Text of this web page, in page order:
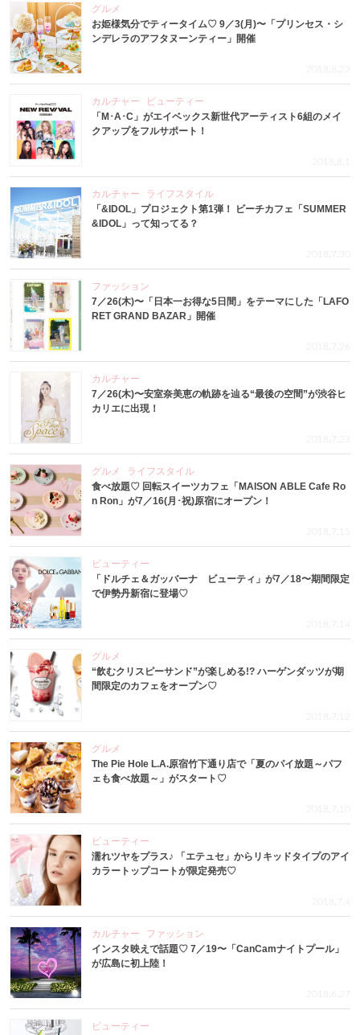
グルメ
お姫様気分でティータイム♡ 9／3(月)〜「プリンセス・シ
ンデレラのアフタヌーンティー」開催
2018.8.23
カルチャー
ビューティー
「M･A･C」がエイベックス新世代アーティスト6組のメイ
クアップをフルサポート！
2018.8.1
カルチャー
ライフスタイル
「&IDOL」プロジェクト第1弾！ ビーチカフェ「SUMMER
&IDOL」って知ってる？
2018.7.30
ファッション
7／26(木)〜「日本一お得な5日間」をテーマにした「LAFO
RET GRAND BAZAR」開催
2018.7.26
カルチャー
7／26(木)〜安室奈美恵の軌跡を辿る“最後の空間”が渋谷ヒ
カリエに出現！
2018.7.23
グルメ
ライフスタイル
食べ放題♡ 回転スイーツカフェ「MAISON ABLE Cafe Ro
n Ron」が7／16(月･祝)原宿にオープン！
2018.7.15
ビューティー
「ドルチェ＆ガッバーナ ビューティ」が7／18〜期間限定
で伊勢丹新宿に登場♡
2018.7.14
グルメ
“飲むクリスピーサンド”が楽しめる!? ハーゲンダッツが期
間限定のカフェをオープン♡
2018.7.12
グルメ
The Pie Hole L.A.原宿竹下通り店で「夏のパイ放題～パフ
ェも食べ放題～」がスタート♡
2018.7.10
ビューティー
濡れツヤをプラス♪ 「エテュセ」からリキッドタイプのアイ
カラートップコートが限定発売♡
2018.7.4
カルチャー
ファッション
インスタ映えで話題♡ 7／19〜「CanCamナイトプール」
が広島に初上陸！
2018.6.27
ビューティー